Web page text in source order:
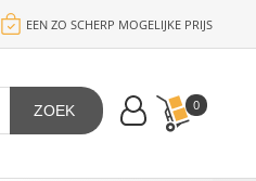
EEN ZO SCHERP MOGELIJKE PRIJS
0
ZOEK